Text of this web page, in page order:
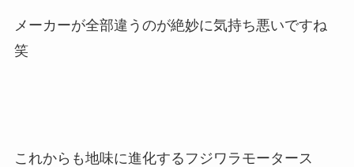
メーカーが全部違うのが絶妙に気持ち悪いですね
笑
これからも地味に進化するフジワラモータース